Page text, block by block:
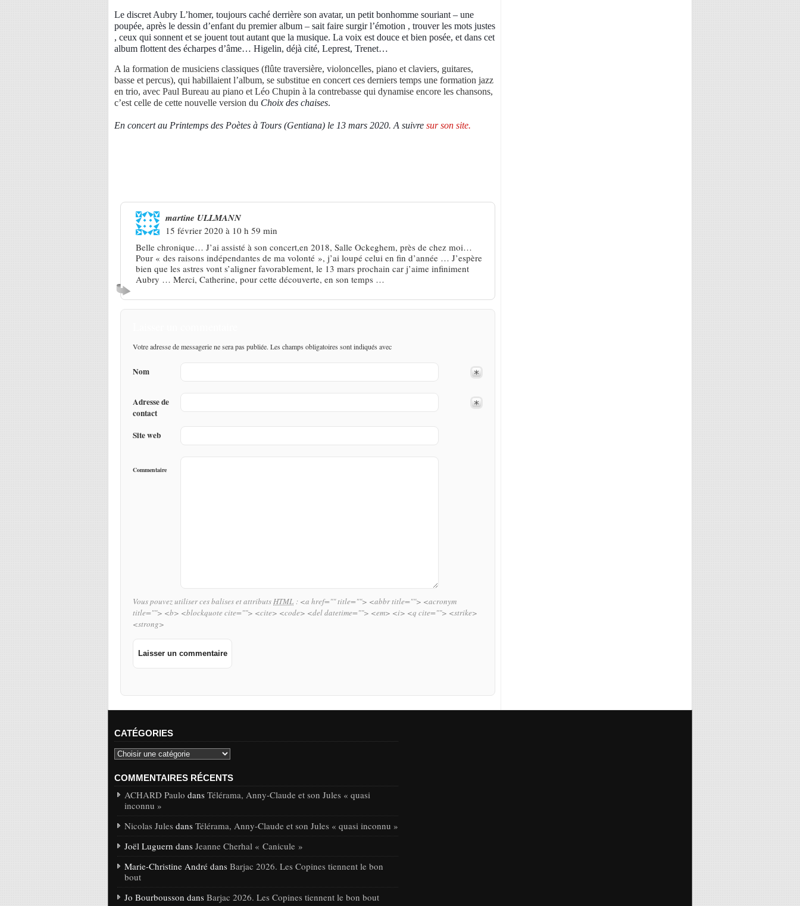
Le discret Aubry L’homer, toujours caché derrière son avatar, un petit bonhomme souriant – une
poupée, après le dessin d’enfant du premier album – sait faire surgir l’émotion , trouver les mots justes
, ceux qui sonnent et se jouent tout autant que la musique. La voix est douce et bien posée, et dans cet
album flottent des écharpes d’âme… Higelin, déjà cité, Leprest, Trenet…
A la formation de musiciens classiques (flûte traversière, violoncelles, piano et claviers, guitares,
basse et percus), qui habillaient l’album, se substitue en concert ces derniers temps une formation jazz
en trio, avec Paul Bureau au piano et Léo Chupin à la contrebasse qui dynamise encore les chansons,
c’est celle de cette nouvelle version du Choix des chaises.
En concert au Printemps des Poètes à Tours (Gentiana) le 13 mars 2020. A suivre sur son site.
martine ULLMANN
15 février 2020 à 10 h 59 min
Belle chronique… J’ai assisté à son concert,en 2018, Salle Ockeghem, près de chez moi…
Pour « des raisons indépendantes de ma volonté », j’ai loupé celui en fin d’année … J’espère
bien que les astres vont s’aligner favorablement, le 13 mars prochain car j’aime infiniment
Aubry … Merci, Catherine, pour cette découverte, en son temps …
Votre adresse de messagerie ne sera pas publiée. Les champs obligatoires sont indiqués avec
Nom
Adresse de
contact
Site web
Commentaire
Vous pouvez utiliser ces balises et attributsHTML : <a href="" title=""> <abbr title=""> <acronym
title=""> <b> <blockquote cite=""> <cite> <code> <del datetime=""> <em> <i> <q cite=""> <strike>
<strong>
CATÉGORIES
COMMENTAIRES RÉCENTS
ACHARD Paulo dans Télérama, Anny-Claude et son Jules « quasi
inconnu »
Nicolas Jules dans Télérama, Anny-Claude et son Jules « quasi inconnu »
Joël Luguern dans Jeanne Cherhal « Canicule »
Marie-Christine André dans Barjac 2026. Les Copines tiennent le bon
bout
Jo Bourbousson dans Barjac 2026. Les Copines tiennent le bon bout